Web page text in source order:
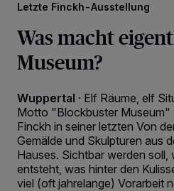
Letzte Finckh-Ausstellung
Was macht
Museum?
Wuppertal · Elf Räume, elf
Motto "Blockbuster Museum"
Finckh in seiner letzten Von
Gemälde und Skulpturen aus
Hauses. Sichtbar werden soll,
entsteht, was hinter den
viel (oft jahrelange) Vorarbeit